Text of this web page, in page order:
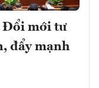
Đổi mới tư
đẩy mạnh